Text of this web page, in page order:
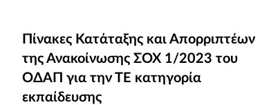
Πίνακες Κατάταξης και Απορριπτέων
της Ανακοίνωσης ΣΟΧ 1/2023 του
ΟΔΑΠ για την ΤΕ κατηγορία
εκπαίδευσης
Πίνακες Κατάταξης και Απορριπτέων
της Ανακοίνωσης ΣΟΧ 1/2023 του
ΟΔΑΠ για την ΤΕ κατηγορία
εκπαίδευσης